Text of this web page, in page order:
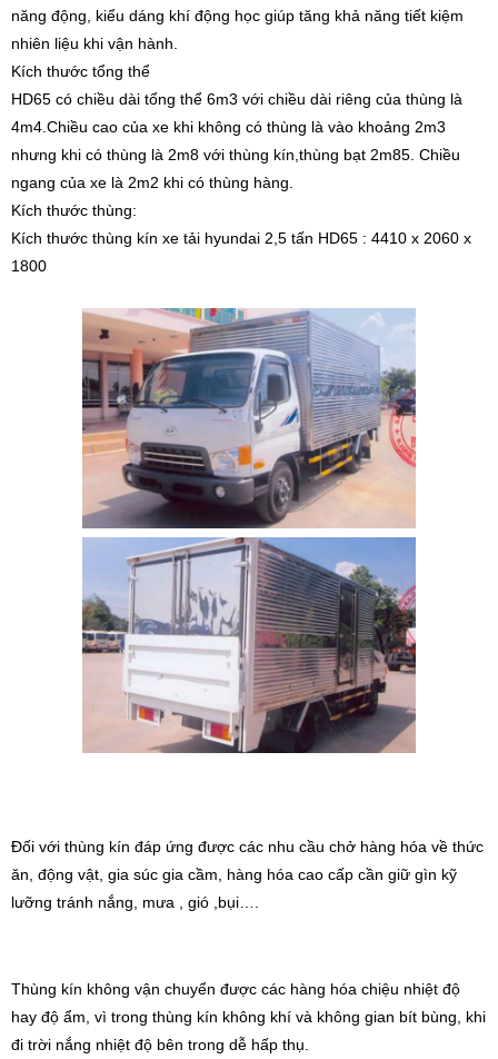
năng động, kiểu dáng khí động học giúp tăng khả năng tiết kiệm
nhiên liệu khi vận hành.
Kích thước tổng thể
HD65 có chiều dài tổng thể 6m3 với chiều dài riêng của thùng là
4m4.Chiều cao của xe khi không có thùng là vào khoảng 2m3
nhưng khi có thùng là 2m8 với thùng kín,thùng bạt 2m85. Chiều
ngang của xe là 2m2 khi có thùng hàng.
Kích thước thùng:
Kích thước thùng kín xe tải hyundai 2,5 tấn HD65 : 4410 x 2060 x
1800
Đối với thùng kín đáp ứng được các nhu cầu chở hàng hóa về thức
ăn, động vật, gia súc gia cầm, hàng hóa cao cấp cần giữ gìn kỹ
lưỡng tránh nắng, mưa , gió ,bụi….
Thùng kín không vận chuyển được các hàng hóa chiệu nhiệt độ
hay độ ẩm, vì trong thùng kín không khí và không gian bít bùng, khi
đi trời nắng nhiệt độ bên trong dễ hấp thụ.